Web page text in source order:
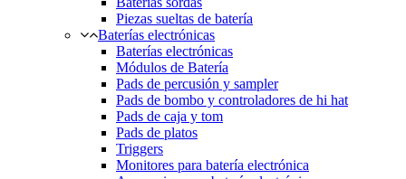
Piezas sueltas de batería
Baterías electrónicas
Baterías electrónicas
Módulos de Batería
Pads de percusión y sampler
Pads de bombo y controladores de hi hat
Pads de caja y tom
Pads de platos
Triggers
Monitores para batería electrónica